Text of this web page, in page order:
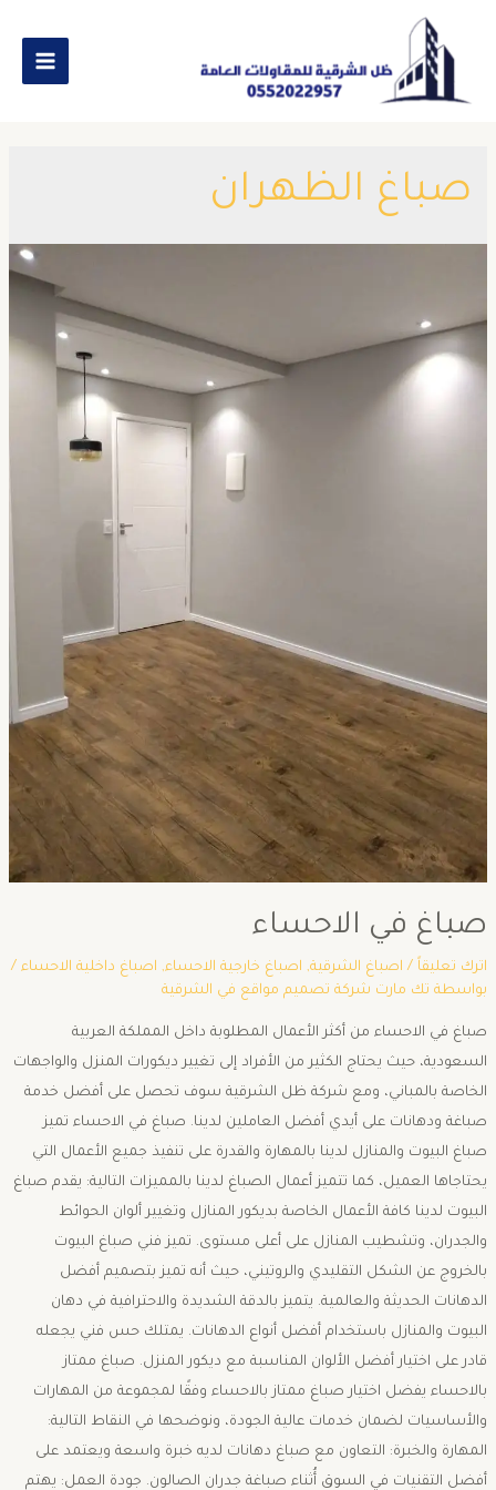
صباغ الظهران
صباغ في الاحساء
اترك تعليقاً / اصباغ الشرقية, اصباغ خارجية الاحساء, اصباغ داخلية الاحساء/
بواسطة تك مارت شركة تصميم مواقع في الشرقية
صباغ في الاحساء من أكثر الأعمال المطلوبة داخل المملكة العربية
السعودية، حيث يحتاج الكثير من الأفراد إلى تغيير ديكورات المنزل والواجهات
الخاصة بالمباني، ومع شركة ظل الشرقية سوف تحصل على أفضل خدمة
صباغة ودهانات على أيدي أفضل العاملين لدينا. صباغ في الاحساء تميز
صباغ البيوت والمنازل لدينا بالمهارة والقدرة على تنفيذ جميع الأعمال التي
يحتاجاها العميل، كما تتميز أعمال الصباغ لدينا بالمميزات التالية: يقدم صباغ
البيوت لدينا كافة الأعمال الخاصة بديكور المنازل وتغيير ألوان الحوائط
والجدران، وتشطيب المنازل على أعلى مستوى. تميز فني صباغ البيوت
بالخروج عن الشكل التقليدي والروتيني، حيث أنه تميز بتصميم أفضل
الدهانات الحديثة والعالمية. يتميز بالدقة الشديدة والاحترافية في دهان
البيوت والمنازل باستخدام أفضل أنواع الدهانات. يمتلك حس فني يجعله
قادر على اختيار أفضل الألوان المناسبة مع ديكور المنزل. صباغ ممتاز
بالاحساء يفضل اختيار صباغ ممتاز بالاحساء وفقًا لمجموعة من المهارات
والأساسيات لضمان خدمات عالية الجودة، ونوضحها في النقاط التالية:
المهارة والخبرة: التعاون مع صباغ دهانات لديه خبرة واسعة ويعتمد على
أفضل التقنيات في السوق أُثناء صباغة جدران الصالون. جودة العمل: يهتم